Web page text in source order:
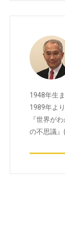
1948年生
1989年よ
『世界が
の不思議』